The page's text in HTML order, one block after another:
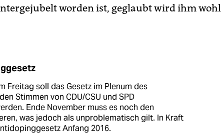
worden ist, geglaubt wird ihm wohl
Freitag soll das Gesetz im Plenum des
Stimmen von CDU/CSU und SPD
Ende November muss es noch den
was jedoch als unproblematisch gilt. In Kraft
Anfang 2016.